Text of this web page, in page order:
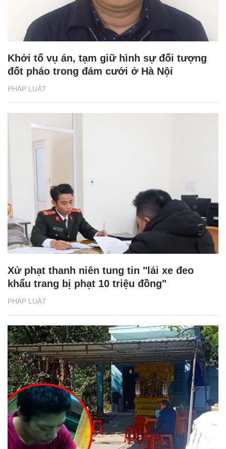
PHÁP LUẬT
Khởi tố vụ án, tạm giữ hình sự đối tượng
đốt pháo trong đám cưới ở Hà Nội
PHÁP LUẬT
Xử phạt thanh niên tung tin "lái xe đeo
khẩu trang bị phạt 10 triệu đồng"